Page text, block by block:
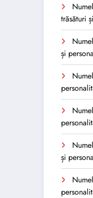
trăsături
și
și